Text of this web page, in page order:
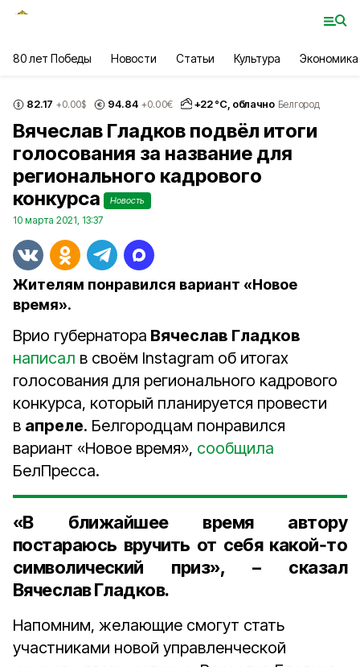
80 лет Победы Новости Статьи Культура Экономика
82.17 +0.00$ 94.84 +0.00€ +22°С, облачно Белгород
Вячеслав Гладков подвёл итоги
голосования за название для
регионального кадрового
конкурса
Новость
10 марта 2021, 13:37
Жителям понравился вариант «Новое
время».
Врио губернатора Вячеслав Гладков
написал в своём Instagram об итогах
голосования для регионального кадрового
конкурса, который планируется провести
в апреле. Белгородцам понравился
вариант «Новое время», сообщила
БелПресса.
«В ближайшее время автору
постараюсь вручить от себя какой‑то
символический приз», – сказал
Вячеслав Гладков.
Напомним, желающие смогут стать
участниками новой управленческой